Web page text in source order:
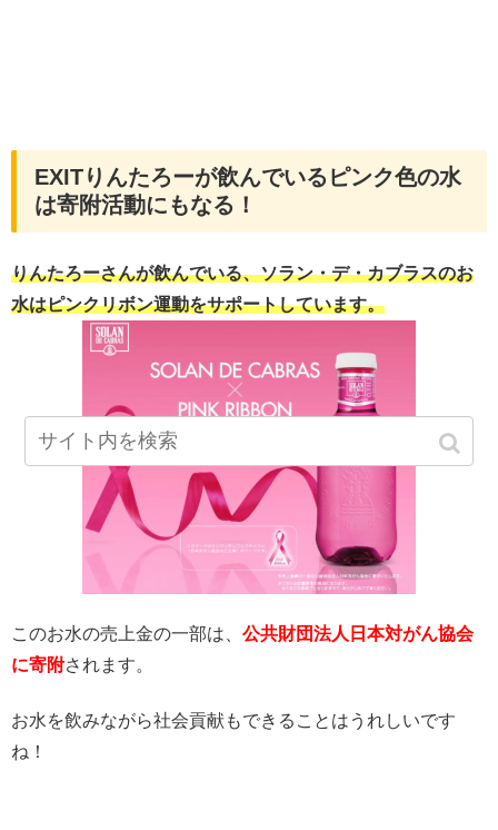
EXITりんたろーが飲んでいるピンク色の水
は寄附活動にもなる！
りんたろーさんが飲んでいる、ソラン・デ・カブラスのお
水はピンクリボン運動をサポートしています。
このお水の売上金の一部は、 公共財団法人日本対がん協会
に寄附されます。
お水を飲みながら社会貢献もできることはうれしいです
ね！